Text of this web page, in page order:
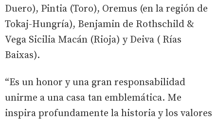
Duero), Pintia (Toro), Oremus (en la región de
Tokaj-Hungría), Benjamin de Rothschild &
Vega Sicilia Macán (Rioja) y Deiva ( Rías
Baixas).
“Es un honor y una gran responsabilidad
unirme a una casa tan emblemática. Me
inspira profundamente la historia y los valores